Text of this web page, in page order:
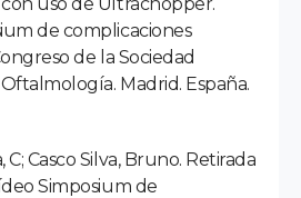
de complicaciones
de la Sociedad
Madrid. España.
C; Casco Silva, Bruno. Retirada
Simposium de